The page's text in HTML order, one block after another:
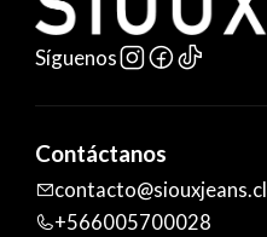
Síguenos
Contáctanos
contacto@siouxjeans.cl
+566005700028